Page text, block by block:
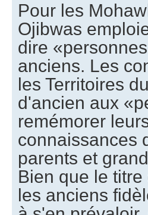
Pour les
Ojibwas
dire
anciens. Les
les Territoires
d'ancien aux
remémorer
connaissances
parents et
Bien que le
les anciens